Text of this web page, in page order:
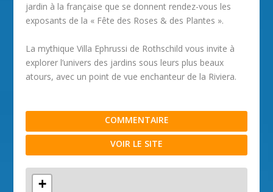
jardin à la française que se donnent rendez-vous les
exposants de la « Fête des Roses & des Plantes ».
La mythique Villa Ephrussi de Rothschild vous invite à
explorer l’univers des jardins sous leurs plus beaux
atours, avec un point de vue enchanteur de la Riviera.
COMMENTAIRE
VOIR LE SITE
+